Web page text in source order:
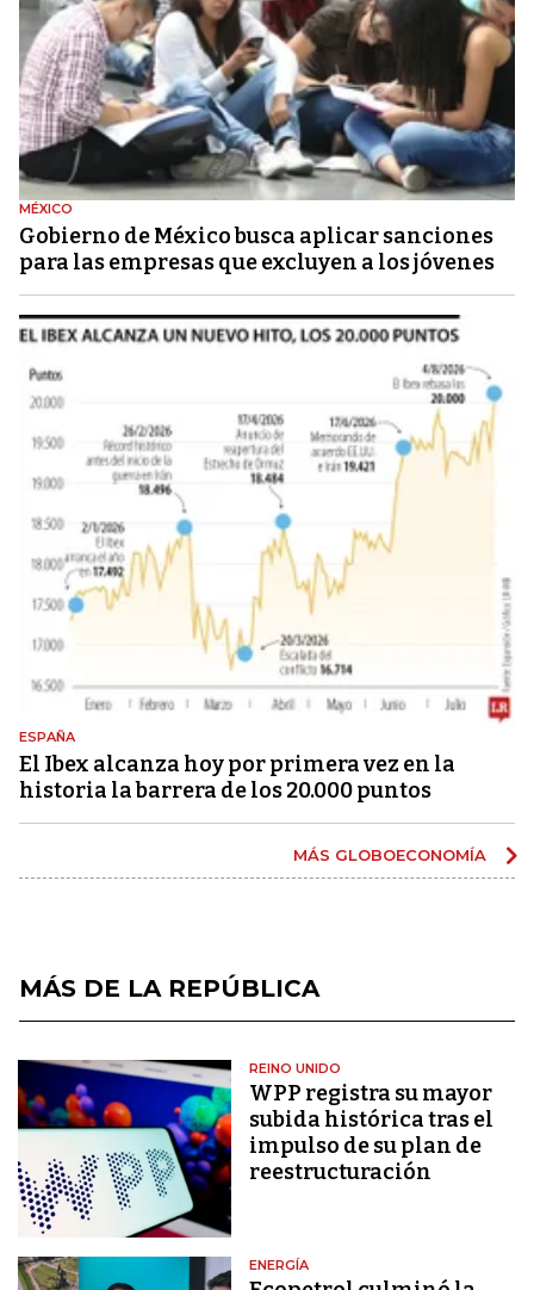
MÉXICO
Gobierno de México busca aplicar sanciones
para las empresas que excluyen a los jóvenes
ESPAÑA
El Ibex alcanza hoy por primera vez en la
historia la barrera de los 20.000 puntos
MÁS GLOBOECONOMÍA
MÁS DE LA REPÚBLICA
REINO UNIDO
WPP registra su mayor
subida histórica tras el
impulso de su plan de
reestructuración
ENERGÍA